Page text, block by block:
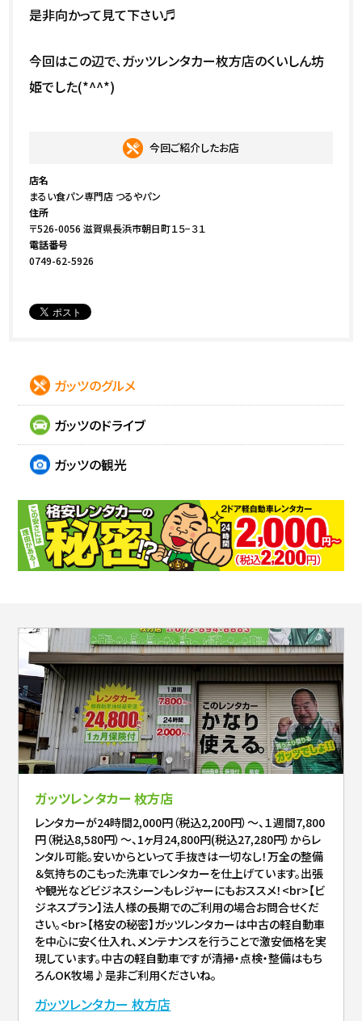
是非向かって見て下さい♬
今回はこの辺で、ガッツレンタカー枚方店のくいしん坊
姫でした(*^^*)
今回ご紹介したお店
店名
まるい食パン専門店 つるやパン
住所
〒526-0056 滋賀県長浜市朝日町１５−３１
電話番号
0749-62-5926
ガッツのグルメ
ガッツのドライブ
ガッツの観光
ガッツレンタカー 枚方店
レンタカーが24時間2,000円（税込2,200円）～、１週間7,800
円（税込8,580円）～、1ヶ月24,800円(税込27,280円）からレ
ンタル可能。安いからといって手抜きは一切なし！万全の整備
＆気持ちのこもった洗車でレンタカーを仕上げています。出張
や観光などビジネスシーンもレジャーにもおススメ！<br>【ビ
ジネスプラン】法人様の長期でのご利用の場合お問合せくだ
さい。<br>【格安の秘密】ガッツレンタカーは中古の軽自動車
を中心に安く仕入れ、メンテナンスを行うことで激安価格を実
現しています。中古の軽自動車ですが清掃・点検・整備はもち
ろんOK牧場♪是非ご利用くださいね。
ガッツレンタカー 枚方店